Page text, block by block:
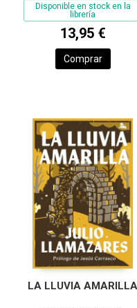
Disponible en stock en la
librería
13,95 €
Comprar
LA LLUVIA AMARILLA